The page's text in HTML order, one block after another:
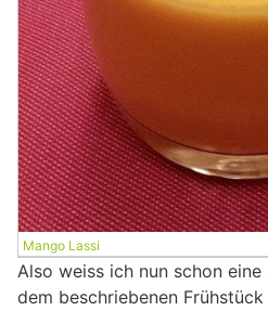
Mango Lassi
Also weiss ich nun schon
dem beschriebenen